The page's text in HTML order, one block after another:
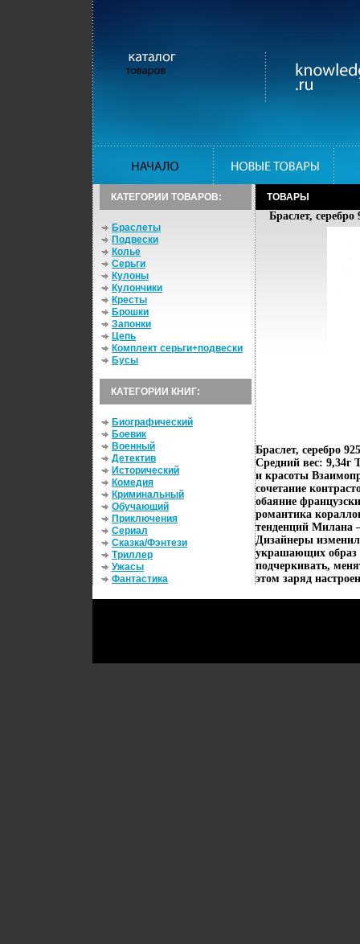
КАТЕГОРИИ ТОВАРОВ:
Браслеты
Подвески
Колье
Серьги
Кулоны
Кулончики
Кресты
Брошки
Запонки
Цепь
Комплект серьги+подвески
Бусы
КАТЕГОРИИ КНИГ:
Биографический
Боевик
Военный
Детектив
Исторический
Комедия
Криминальный
Обучающий
Приключения
Сериал
Сказка/Фэнтези
Триллер
Ужасы
Фантастика
ТОВАРЫ
Браслет,
Браслет, серебро
Средний вес: 9,34г
и красоты
сочетание
обаяние
романтика
тенденций Милана
Дизайнеры
украшающих образ
подчеркивать,
этом заряд